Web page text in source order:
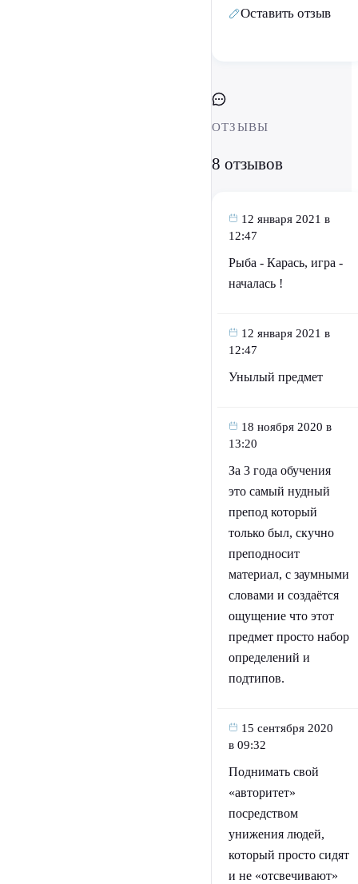
Оставить отзыв
ОТЗЫВЫ
8 отзывов
12 января 2021 в
12:47
Рыба - Карась, игра -
началась !
12 января 2021 в
12:47
Унылый предмет
18 ноября 2020 в
13:20
За 3 года обучения
это самый нудный
препод который
только был, скучно
преподносит
материал, с заумными
словами и создаётся
ощущение что этот
предмет просто набор
определений и
подтипов.
15 сентября 2020
в 09:32
Поднимать свой
«авторитет»
посредством
унижения людей,
который просто сидят
и не «отсвечивают»